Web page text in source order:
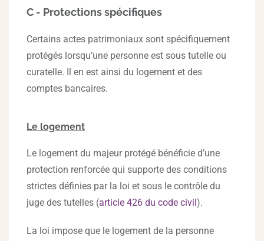
C - Protections spécifiques
Certains actes patrimoniaux sont spécifiquement
protégés lorsqu’une personne est sous tutelle ou
curatelle. Il en est ainsi du logement et des
comptes bancaires.
Le logement
Le logement du majeur protégé bénéficie d’une
protection renforcée qui supporte des conditions
strictes définies par la loi et sous le contrôle du
juge des tutelles (article 426 du code civil).
La loi impose que le logement de la personne